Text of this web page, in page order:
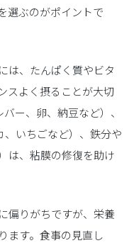
選ぶのがポイントで
は、たんぱく質やビタ
スよく摂ることが大切
ー、卵、納豆など）、
、いちごなど）、鉄分や
は、粘膜の修復を助け
偏りがちですが、栄養
ます。食事の見直し